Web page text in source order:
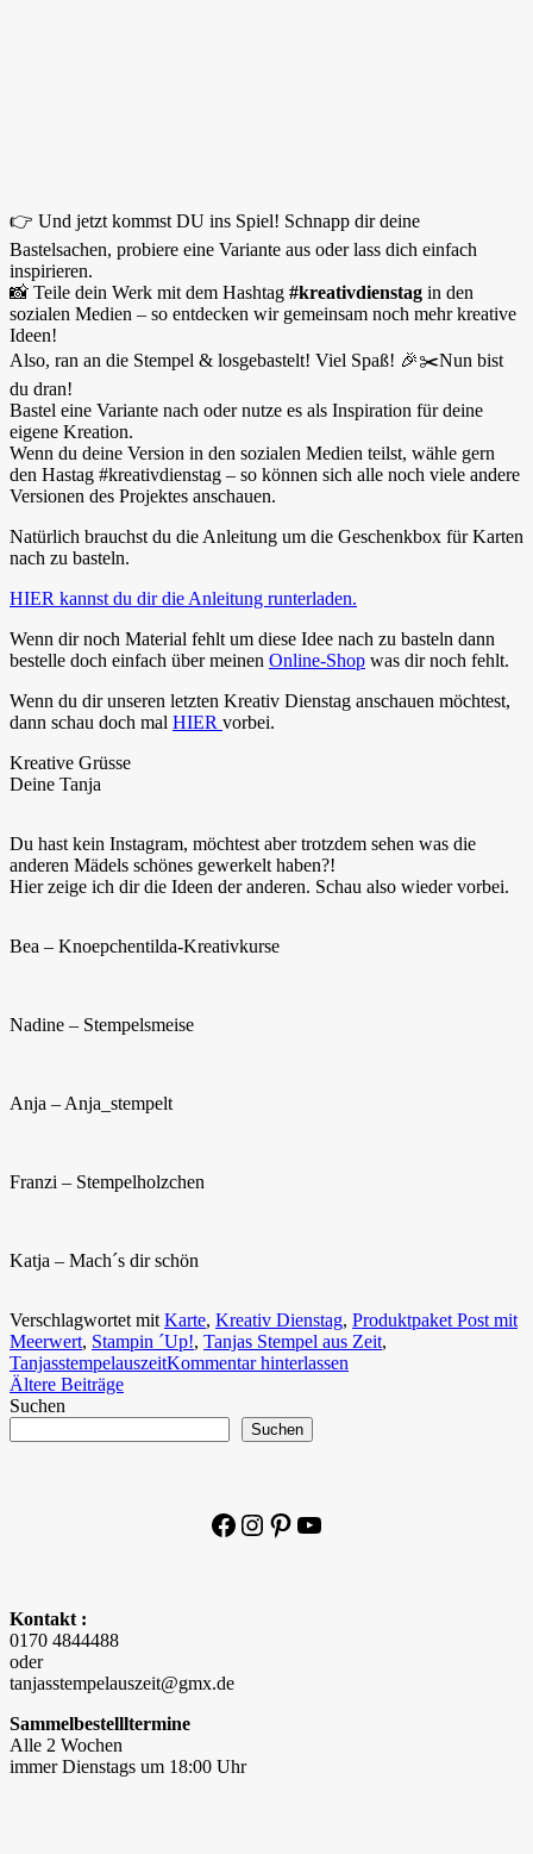
👉 Und jetzt kommst DU ins Spiel! Schnapp dir deine
Bastelsachen, probiere eine Variante aus oder lass dich einfach
inspirieren.
📸 Teile dein Werk mit dem Hashtag #kreativdienstag in den
sozialen Medien – so entdecken wir gemeinsam noch mehr kreative
Ideen!
Also, ran an die Stempel & losgebastelt! Viel Spaß! 🎉✂️Nun bist
du dran!
Bastel eine Variante nach oder nutze es als Inspiration für deine
eigene Kreation.
Wenn du deine Version in den sozialen Medien teilst, wähle gern
den Hastag #kreativdienstag – so können sich alle noch viele andere
Versionen des Projektes anschauen.
Natürlich brauchst du die Anleitung um die Geschenkbox für Karten
nach zu basteln.
HIER kannst du dir die Anleitung runterladen.
Wenn dir noch Material fehlt um diese Idee nach zu basteln dann
bestelle doch einfach über meinen Online-Shop was dir noch fehlt.
Wenn du dir unseren letzten Kreativ Dienstag anschauen möchtest,
dann schau doch mal HIER vorbei.
Kreative Grüsse
Deine Tanja
Du hast kein Instagram, möchtest aber trotzdem sehen was die
anderen Mädels schönes gewerkelt haben?!
Hier zeige ich dir die Ideen der anderen. Schau also wieder vorbei.
Bea – Knoepchentilda-Kreativkurse
Nadine – Stempelsmeise
Anja – Anja_stempelt
Franzi – Stempelholzchen
Katja – Mach´s dir schön
Verschlagwortet mit Karte, Kreativ Dienstag, Produktpaket Post mit
Meerwert, Stampin ´Up!, Tanjas Stempel aus Zeit,
TanjasstempelauszeitKommentar hinterlassen
Beitragsnavigation
Ältere Beiträge
Suchen
Suchen
Facebook
Instagram
Pinterest
YouTube
Kontakt :
0170 4844488
oder
tanjasstempelauszeit@gmx.de
Sammelbestellltermine
Alle 2 Wochen
immer Dienstags um 18:00 Uhr